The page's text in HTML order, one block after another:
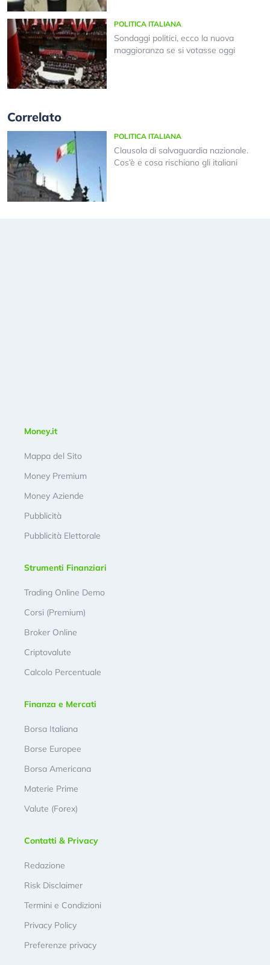
POLITICA ITALIANA
Sondaggi politici, ecco la nuova
maggioranza se si votasse oggi
Correlato
POLITICA ITALIANA
Clausola di salvaguardia nazionale.
Cos’è e cosa rischiano gli italiani
Money.it
Mappa del Sito
Money Premium
Money Aziende
Pubblicità
Pubblicità Elettorale
Strumenti Finanziari
Trading Online Demo
Corsi (Premium)
Broker Online
Criptovalute
Calcolo Percentuale
Finanza e Mercati
Borsa Italiana
Borse Europee
Borsa Americana
Materie Prime
Valute (Forex)
Contatti & Privacy
Redazione
Risk Disclaimer
Termini e Condizioni
Privacy Policy
Preferenze privacy